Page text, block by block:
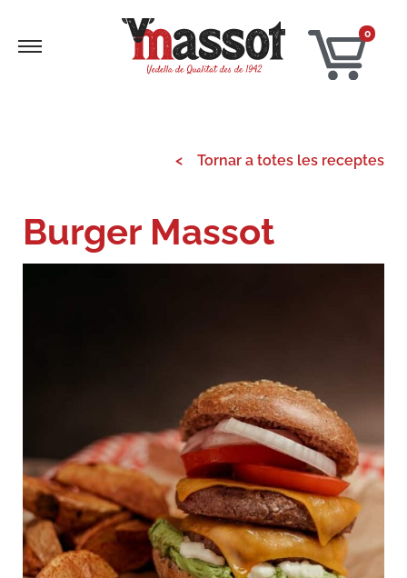
0
< Tornar a totes les receptes
Burger Massot